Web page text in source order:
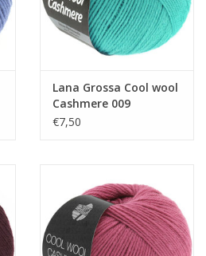
Lana Grossa Cool wool
Cashmere 009
€7,50